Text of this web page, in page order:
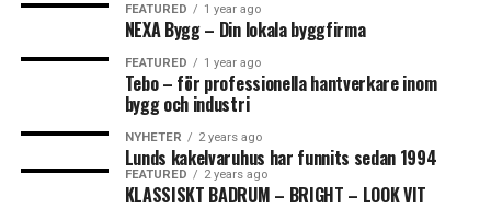
FEATURED 1 year ago
NEXA Bygg – Din lokala byggfirma
FEATURED 1 year ago
Tebo – för professionella hantverkare inom
bygg och industri
NYHETER 2 years ago
Lunds kakelvaruhus har funnits sedan 1994
FEATURED 2 years ago
KLASSISKT BADRUM – BRIGHT – LOOK VIT